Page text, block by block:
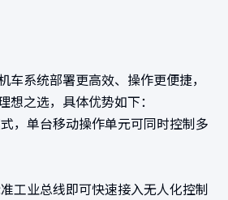
车系统部署更高效、操作更便捷，
想之选，具体优势如下：
，单台移动操作单元可同时控制多
工业总线即可快速接入无人化控制